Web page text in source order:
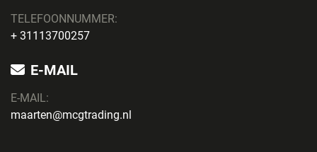
TELEFOONNUMMER:
+ 31113700257
E-MAIL
E-MAIL:
maarten@mcgtrading.nl